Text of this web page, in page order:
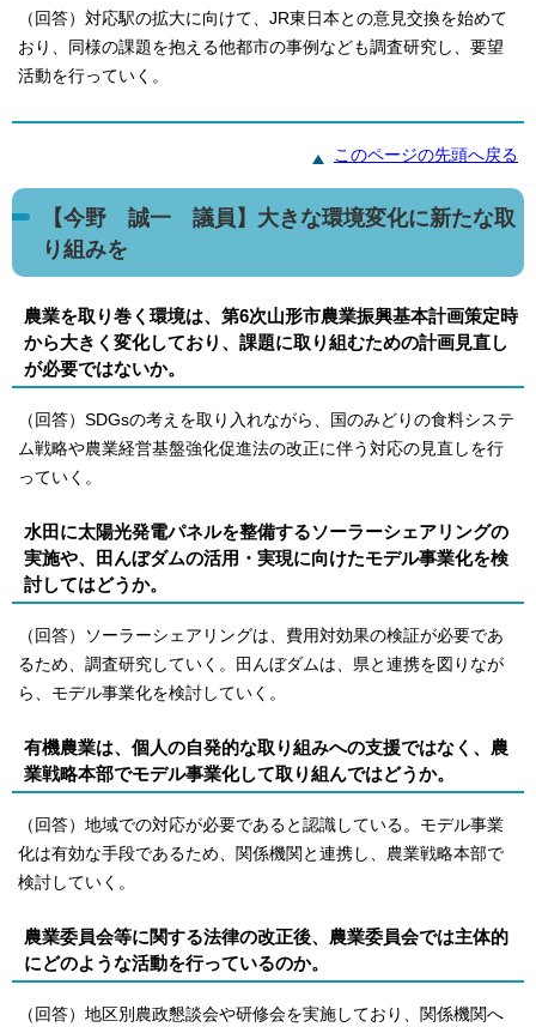
（回答）対応駅の拡大に向けて、JR東日本との意見交換を始めて
おり、同様の課題を抱える他都市の事例なども調査研究し、要望
活動を行っていく。
このページの先頭へ戻る
【今野 誠一 議員】大きな環境変化に新たな取
り組みを
農業を取り巻く環境は、第6次山形市農業振興基本計画策定時
から大きく変化しており、課題に取り組むための計画見直し
が必要ではないか。
（回答）SDGsの考えを取り入れながら、国のみどりの食料システ
ム戦略や農業経営基盤強化促進法の改正に伴う対応の見直しを行
っていく。
水田に太陽光発電パネルを整備するソーラーシェアリングの
実施や、田んぼダムの活用・実現に向けたモデル事業化を検
討してはどうか。
（回答）ソーラーシェアリングは、費用対効果の検証が必要であ
るため、調査研究していく。田んぼダムは、県と連携を図りなが
ら、モデル事業化を検討していく。
有機農業は、個人の自発的な取り組みへの支援ではなく、農
業戦略本部でモデル事業化して取り組んではどうか。
（回答）地域での対応が必要であると認識している。モデル事業
化は有効な手段であるため、関係機関と連携し、農業戦略本部で
検討していく。
農業委員会等に関する法律の改正後、農業委員会では主体的
にどのような活動を行っているのか。
（回答）地区別農政懇談会や研修会を実施しており、関係機関へ